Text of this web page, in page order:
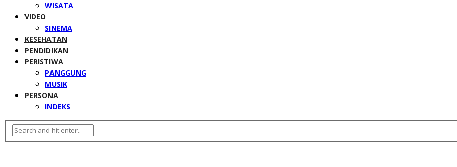
WISATA
VIDEO
SINEMA
KESEHATAN
PENDIDIKAN
PERISTIWA
PANGGUNG
MUSIK
PERSONA
INDEKS